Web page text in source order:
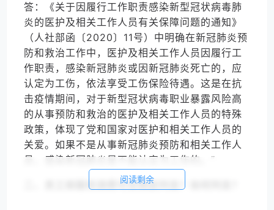
答：《关于因履行工作职责感染新型冠状病毒肺
炎的医护及相关工作人员有关保障问题的通知》
（人社部函〔2020〕11号）中明确在新冠肺炎预
防和救治工作中， 医护及相关工作人员因履行工
作职责，感染新冠肺炎或因新冠肺炎死亡的，应
认定为工伤，依法享受工伤保险待遇。 这是在抗
击疫情期间，对于新型冠状病毒职业暴露风险高
的从事预防和救治的医护及相关工作人员的特殊
政策，体现了党和国家对医护和相关工作人员的
关爱。 如果不是从事新冠肺炎预防和相关工作人
员，感染新冠肺炎是不能认定为工伤的
。”
二、员工核酸检测费可否税前列支？如何列支？
阅读剩余